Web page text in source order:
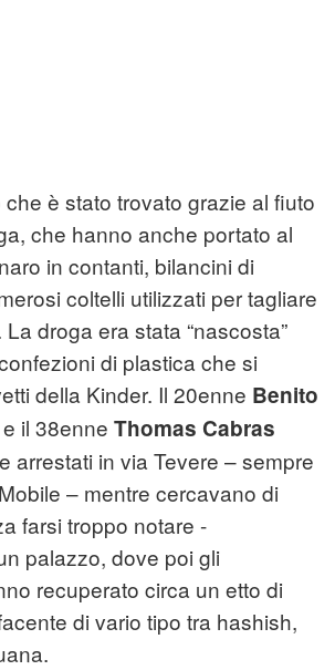
è stato trovato grazie al fiuto
che hanno anche portato al
in contanti, bilancini di
coltelli utilizzati per tagliare
droga era stata “nascosta”
di plastica che si
della Kinder. Il 20enne Benito
e il 38enne Thomas Cabras
arrestati in via Tevere – sempre
– mentre cercavano di
farsi troppo notare -
palazzo, dove poi gli
recuperato circa un etto di
di vario tipo tra hashish,